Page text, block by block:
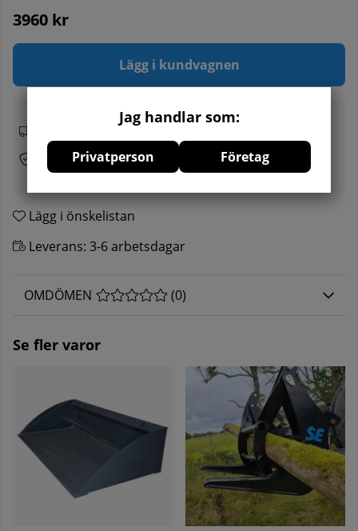
Jag handlar som:
Privatperson Företag
3960 kr
Lägg i kundvagnen
1 års fabriksfelsgaranti
Lägg i önskelistan
Leverans: 3-6 arbetsdagar
OMDÖMEN MEDELBETYG 0 AV 5 ANTAL BETYG 0
(0)
Se fler varor